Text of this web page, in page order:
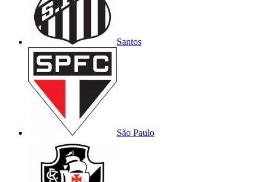
Santos
São Paulo